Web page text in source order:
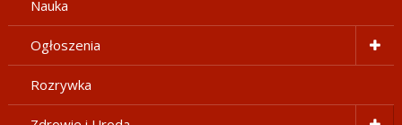
Nauka
Ogłoszenia
Rozrywka